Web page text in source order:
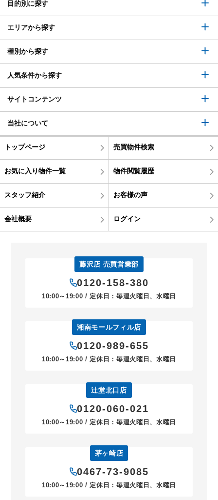
目的別に探す
エリアから探す
種別から探す
人気条件から探す
サイトコンテンツ
当社について
トップページ 売買物件検索
お気に入り物件一覧 物件閲覧履歴
スタッフ紹介 お客様の声
会社概要 ログイン
藤沢店 売買営業部
0120-158-380
10:00～19:00 / 定休日：毎週火曜日、水曜日
湘南モールフィル店
0120-989-655
10:00～19:00 / 定休日：毎週火曜日、水曜日
辻堂北口店
0120-060-021
10:00～19:00 / 定休日：毎週火曜日、水曜日
茅ヶ崎店
0467-73-9085
10:00～19:00 / 定休日：毎週火曜日、水曜日